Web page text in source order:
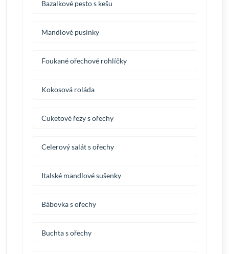
Bazalkové pesto s kešu
Mandlové pusinky
Foukané ořechové rohlíčky
Kokosová roláda
Cuketové řezy s ořechy
Celerový salát s ořechy
Italské mandlové sušenky
Bábovka s ořechy
Buchta s ořechy